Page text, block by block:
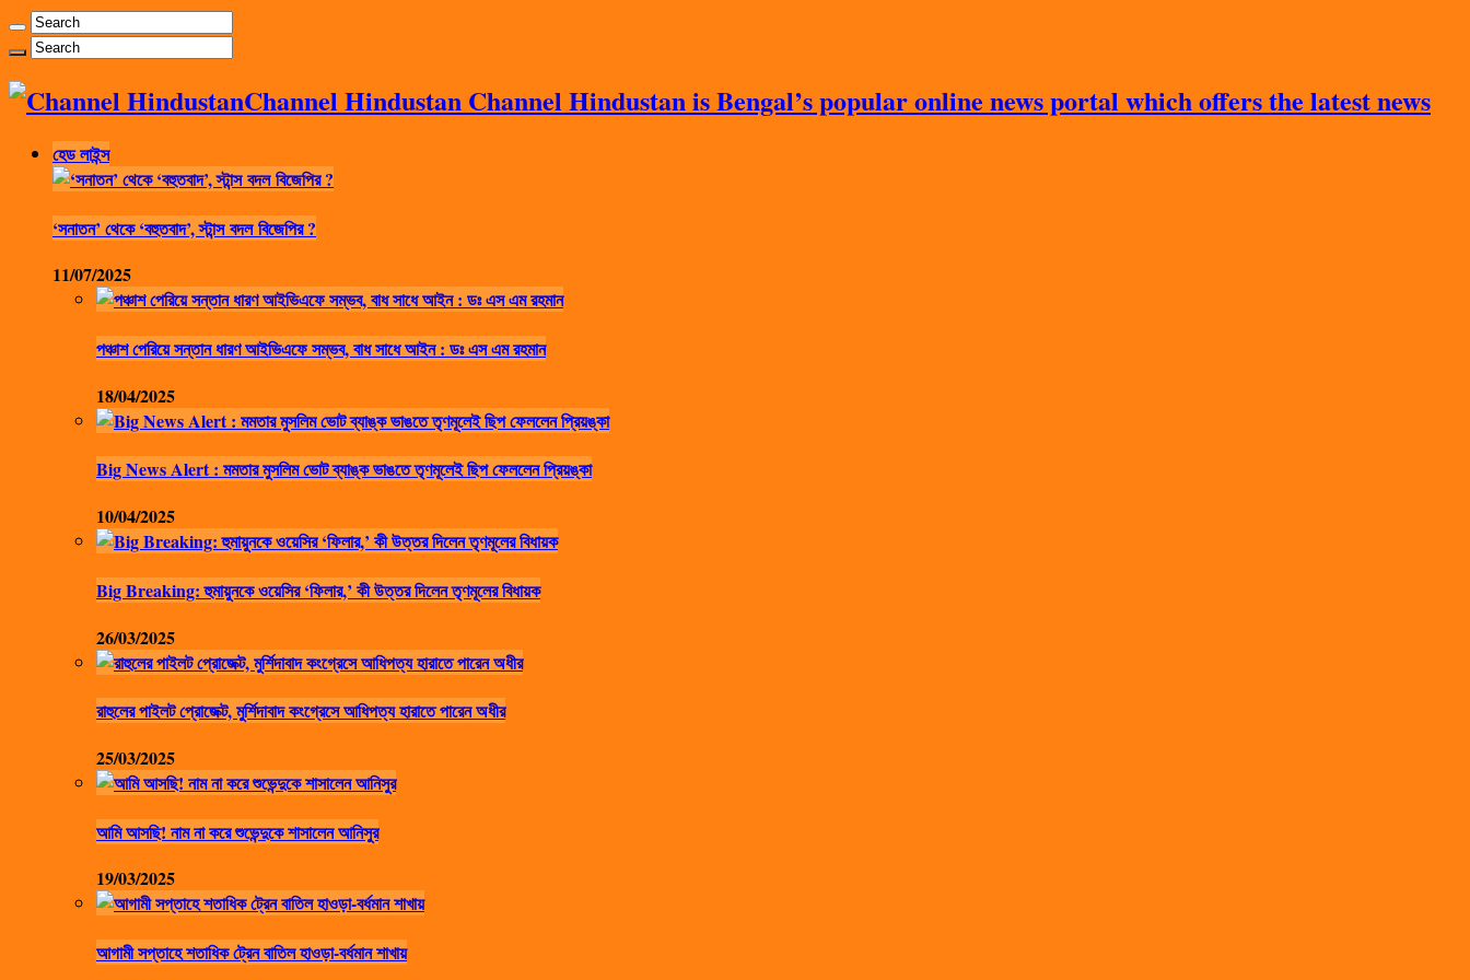
Channel Hindustan Channel Hindustan is Bengal’s popular online news portal which offers the latest news
হেড লাইন্স
‘সনাতন’ থেকে ‘বহুতবাদ’, স্টান্স বদল বিজেপির ?
11/07/2025
পঞ্চাশ পেরিয়ে সন্তান ধারণ আইভিএফে সম্ভব, বাধ সাধে আইন : ডঃ এস এম রহমান
18/04/2025
Big News Alert : মমতার মুসলিম ভোট ব্যাঙ্ক ভাঙতে তৃণমূলেই ছিপ ফেললেন প্রিয়ঙ্কা
10/04/2025
Big Breaking: হুমায়ুনকে ওয়েসির ‘ফিলার,’ কী উত্তর দিলেন তৃণমূলের বিধায়ক
26/03/2025
রাহুলের পাইলট প্রোজেক্ট, মুর্শিদাবাদ কংগ্রেসে আধিপত্য হারাতে পারেন অধীর
25/03/2025
আমি আসছি! নাম না করে শুভেন্দুকে শাসালেন আনিসুর
19/03/2025
আগামী সপ্তাহে শতাধিক ট্রেন বাতিল হাওড়া-বর্ধমান শাখায়